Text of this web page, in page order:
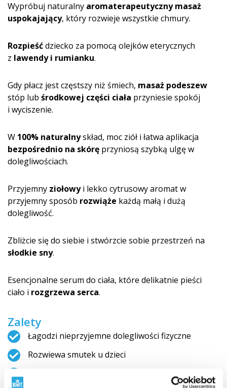
Wypróbuj naturalny aromaterapeutyczny masaż
uspokajający, który rozwieje wszystkie chmury.
Rozpieśćdziecko za pomocą olejków eterycznych
z lawendy i rumianku.
Gdy płacz jest częstszy niż śmiech, masaż podeszew
stóp lub środkowej części ciała przyniesie spokój
i wyciszenie.
W 100% naturalnyskład, moc ziół i łatwa aplikacja
bezpośrednio na skórę przyniosą szybką ulgę w
dolegliwościach.
Przyjemny ziołowyi lekko cytrusowy aromat w
przyjemny sposób rozwiąże każdą małą i dużą
dolegliwość.
Zbliżcie się do siebie i stwórzcie sobie przestrzeń na
słodkie sny.
Esencjonalne serum do ciała, które delikatnie pieści
ciało i rozgrzewa serca.
Zalety
Łagodzi nieprzyjemne dolegliwości fizyczne
Rozwiewa smutek u dzieci